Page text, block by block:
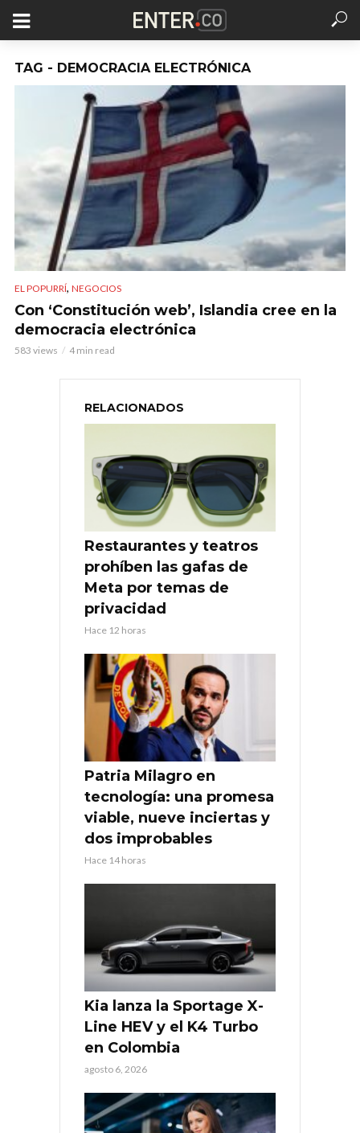
TAG - DEMOCRACIA ELECTRÓNICA
EL POPURRÍ, NEGOCIOS
Con ‘Constitución web’, Islandia cree en la
democracia electrónica
583 views 4 min read
RELACIONADOS
Restaurantes y teatros
prohíben las gafas de
Meta por temas de
privacidad
Hace 12 horas
Patria Milagro en
tecnología: una promesa
viable, nueve inciertas y
dos improbables
Hace 14 horas
Kia lanza la Sportage X-
Line HEV y el K4 Turbo
en Colombia
agosto 6, 2026